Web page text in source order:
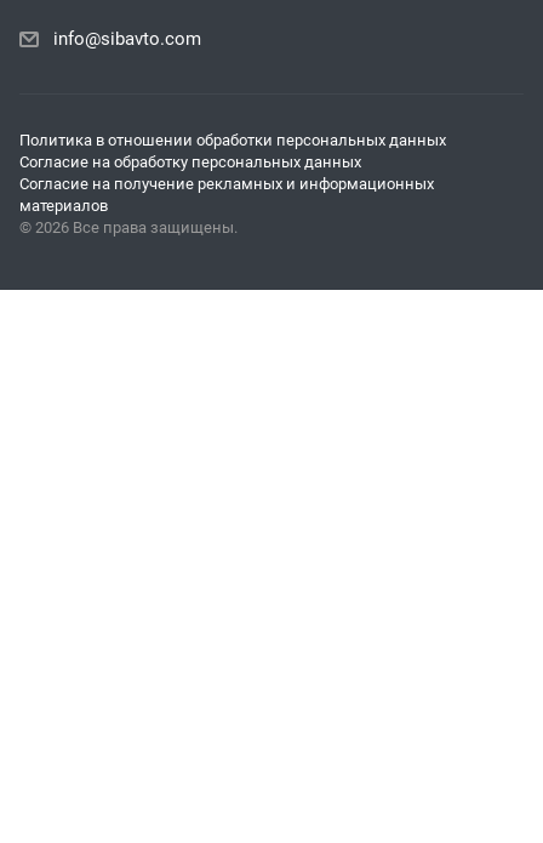
info@sibavto.com
Политика в отношении обработки персональных данных
Согласие на обработку персональных данных
Согласие на получение рекламных и информационных
материалов
© 2026 Все права защищены.